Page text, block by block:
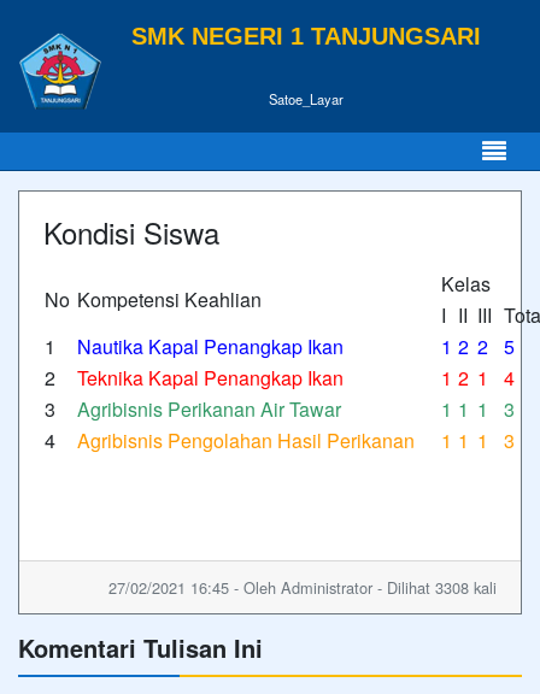
SMK NEGERI 1 TANJUNGSARI
Satoe_Layar
Kondisi Siswa
No Kompetensi Keahlian
Kelas
I II III
1
Nautika Kapal Penangkap Ikan 1 2 2 5
2
Teknika Kapal Penangkap Ikan 1 2 1
4
3
Agribisnis Perikanan Air Tawar 1 1 1
3
4
Agribisnis Pengolahan Hasil Perikanan 1 1 1 3
27/02/2021 16:45 - Oleh Administrator - Dilihat 3308 kali
Komentari Tulisan Ini